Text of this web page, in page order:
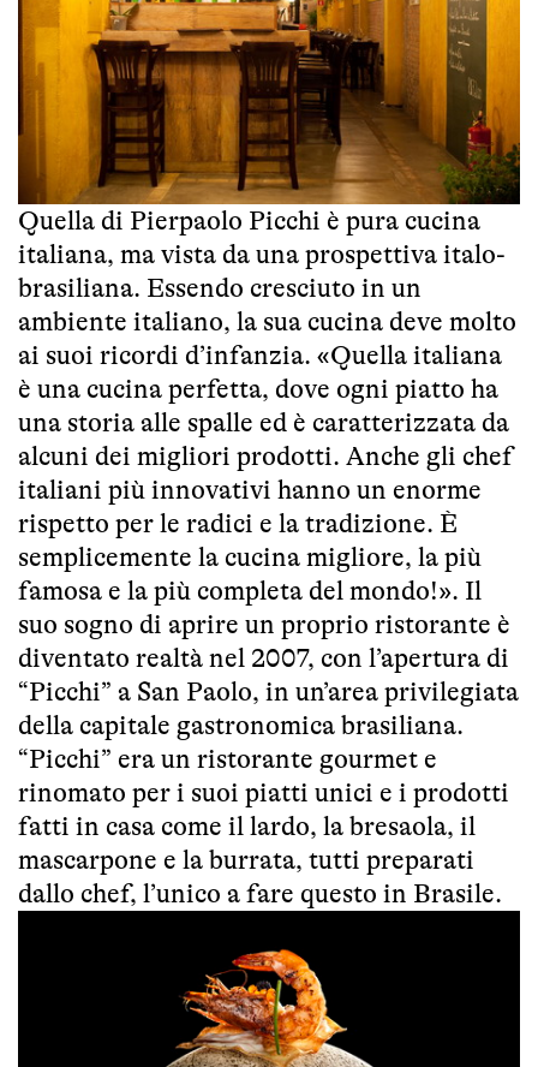
Quella di Pierpaolo Picchi è pura cucina
italiana, ma vista da una prospettiva italo-
brasiliana. Essendo cresciuto in un
ambiente italiano, la sua cucina deve molto
ai suoi ricordi d’infanzia. «Quella italiana
è una cucina perfetta, dove ogni piatto ha
una storia alle spalle ed è caratterizzata da
alcuni dei migliori prodotti. Anche gli chef
italiani più innovativi hanno un enorme
rispetto per le radici e la tradizione. È
semplicemente la cucina migliore, la più
famosa e la più completa del mondo!». Il
suo sogno di aprire un proprio ristorante è
diventato realtà nel 2007, con l’apertura di
“Picchi” a San Paolo, in un’area privilegiata
della capitale gastronomica brasiliana.
“Picchi” era un ristorante gourmet e
rinomato per i suoi piatti unici e i prodotti
fatti in casa come il lardo, la bresaola, il
mascarpone e la burrata, tutti preparati
dallo chef, l’unico a fare questo in Brasile.